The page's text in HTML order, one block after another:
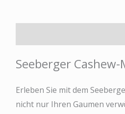
Seeberger
Erleben Sie mit dem
nicht nur Ihren Gaumen